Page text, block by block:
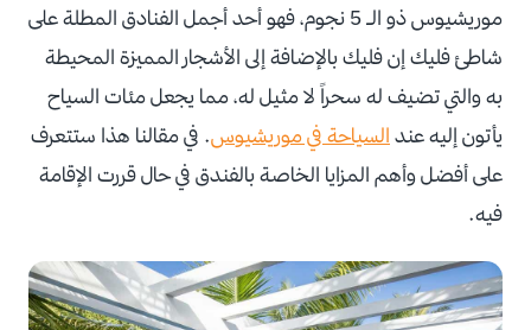
موريشيوس ذو الـ 5 نجوم، فهو أحد أجمل الفنادق المطلة على
شاطئ فليك إن فليك بالإضافة إلى الأشجار المميزة المحيطة
به والتي تضيف له سحراً لا مثيل له، مما يجعل مئات السياح
يأتون إليه عند السياحة في موريشيوس. في مقالنا هذا ستتعرف
على أفضل وأهم المزايا الخاصة بالفندق في حال قررت الإقامة
فيه.